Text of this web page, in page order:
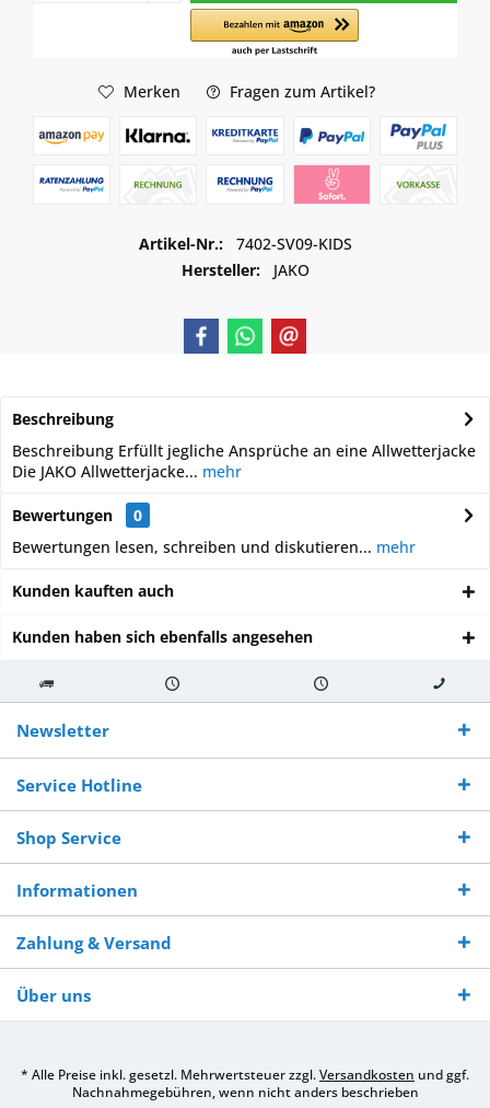
Merken Fragen zum Artikel?
Artikel-Nr.:
7402-SV09-KIDS
Hersteller:
JAKO
Beschreibung
Beschreibung Erfüllt jegliche Ansprüche an eine Allwetterjacke
Die JAKO Allwetterjacke... mehr
Bewertungen
0
Bewertungen lesen, schreiben und diskutieren... mehr
Kunden kauften auch
Kunden haben sich ebenfalls angesehen
Kostenloser
Versand ab €
250,-
Versand innerhalb von Versand von So erreichen
Sie uns 0160
970 511 90
Newsletter
Service Hotline
Shop Service
Informationen
Zahlung & Versand
Über uns
* Alle Preise inkl. gesetzl. Mehrwertsteuer zzgl.Versandkosten und ggf.
Nachnahmegebühren, wenn nicht anders beschrieben